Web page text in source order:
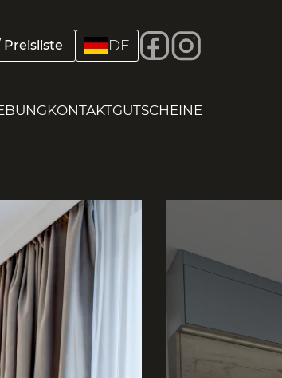
Preisliste DE
KONTAKTGUTSCHEINE